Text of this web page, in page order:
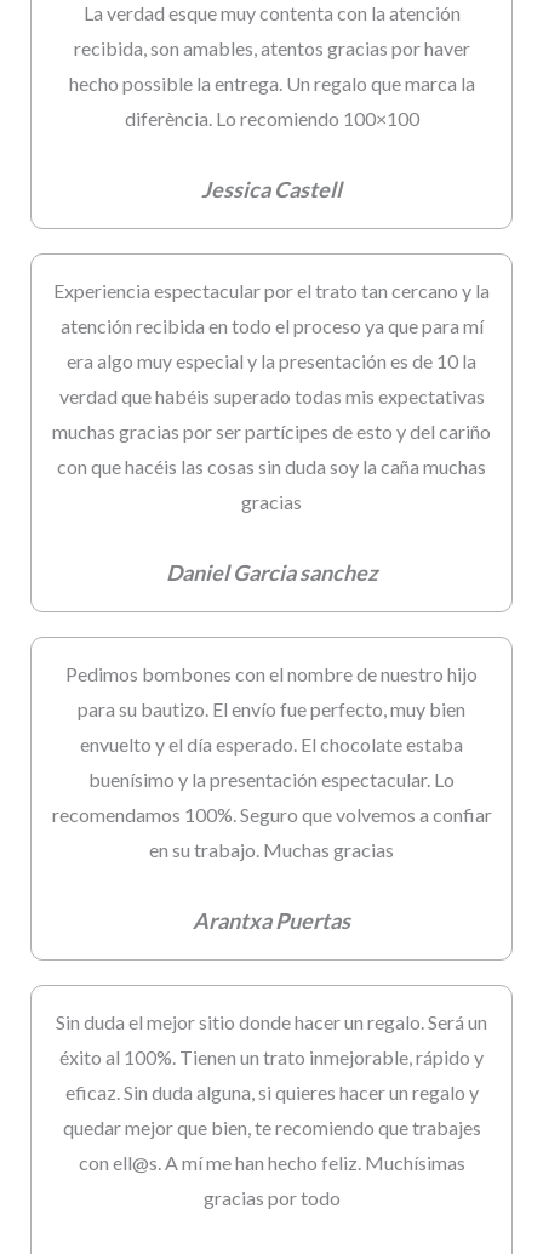
La verdad esque muy contenta con la atención
recibida, son amables, atentos gracias por haver
hecho possible la entrega. Un regalo que marca la
diferència. Lo recomiendo 100×100
Jessica Castell
Experiencia espectacular por el trato tan cercano y la
atención recibida en todo el proceso ya que para mí
era algo muy especial y la presentación es de 10 la
verdad que habéis superado todas mis expectativas
muchas gracias por ser partícipes de esto y del cariño
con que hacéis las cosas sin duda soy la caña muchas
gracias
Daniel Garcia sanchez
Pedimos bombones con el nombre de nuestro hijo
para su bautizo. El envío fue perfecto, muy bien
envuelto y el día esperado. El chocolate estaba
buenísimo y la presentación espectacular. Lo
recomendamos 100%. Seguro que volvemos a confiar
en su trabajo. Muchas gracias
Arantxa Puertas
Sin duda el mejor sitio donde hacer un regalo. Será un
éxito al 100%. Tienen un trato inmejorable, rápido y
eficaz. Sin duda alguna, si quieres hacer un regalo y
quedar mejor que bien, te recomiendo que trabajes
con ell@s. A mí me han hecho feliz. Muchísimas
gracias por todo